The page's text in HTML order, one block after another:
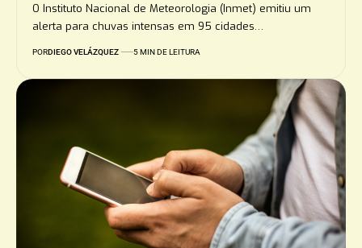
O Instituto Nacional de Meteorologia (Inmet) emitiu um
alerta para chuvas intensas em 95 cidades…
PORDIEGO VELÁZQUEZ 5 MIN DE LEITURA